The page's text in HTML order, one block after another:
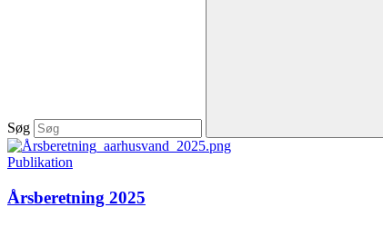
Søg
Publikation
Årsberetning 2025